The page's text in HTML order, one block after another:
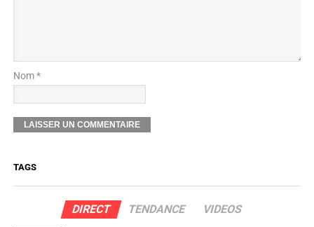
Nom *
TAGS
DIRECT TENDANCE VIDEOS